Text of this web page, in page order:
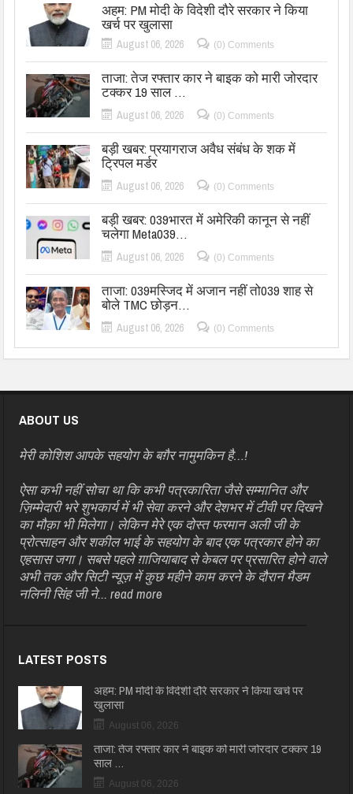
अहम: PM मोदी के विदेशी दौरे सरकार ने किया
खर्च पर खुलासा
August 06, 2026 (0) Comments
ताजा: तेज रफ्तार कार ने बाइक को मारी जोरदार
टक्कर 19 साल …
August 06, 2026 (0) Comments
बड़ी खबर: प्रयागराज अवैध संबंध के शक में
ट्रिपल मर्डर
August 06, 2026 (0) Comments
बड़ी खबर: 039भारत में अमेरिकी कानून से नहीं
चलेगा Meta039…
August 06, 2026 (0) Comments
ताजा: 039मस्जिद में अजान नहीं तो039 शाह से
बोले TMC छोड़न…
August 06, 2026 (0) Comments
ABOUT US
मेरी कोशिश आपके सहयोग के बग़ैर नामुमकिन है…!
ऐसा कभी नहीं सोचा था कि कभी पत्रकारिता जैसे सम्मानित और
ज़िम्मेदारी भरे शुभकार्य में भी सेवा करने और देशभर में टीवी पर दिखने
का मौक़ा भी मिलेगा। लेकिन मेरे एक दोस्त फरमान अली जी के
प्रोत्साहन और शकील भाई के सहयोग के बाद एक पत्रकार होने का
एहसास जगा। सबसे पहले ग़ाजियाबाद से केबल पर प्रसारित होने वाले
अभी तक और सिटी न्यूज़ में कुछ महीने काम करने के दौरान मैडम
नलिनी सिंह जी ने...read more
LATEST POSTS
अहम: PM मोदी के विदेशी दौरे सरकार ने किया खर्च पर
खुलासा
August 06, 2026
ताजा: तेज रफ्तार कार ने बाइक को मारी जोरदार टक्कर 19
साल …
August 06, 2026